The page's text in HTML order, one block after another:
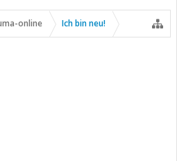
online Ich bin neu!